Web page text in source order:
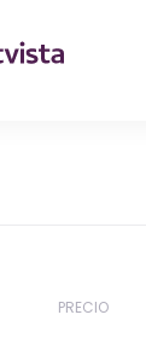
PRECIO